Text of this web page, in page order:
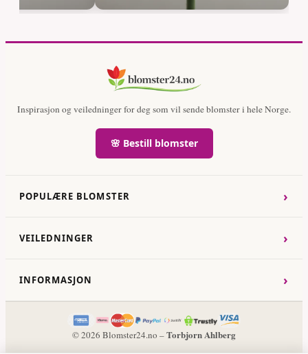
Inspirasjon og veiledninger for deg som vil sende blomster i hele Norge.
🌸 Bestill blomster
POPULÆRE BLOMSTER ›
VEILEDNINGER ›
INFORMASJON ›
© 2026 Blomster24.no –Torbjorn Ahlberg